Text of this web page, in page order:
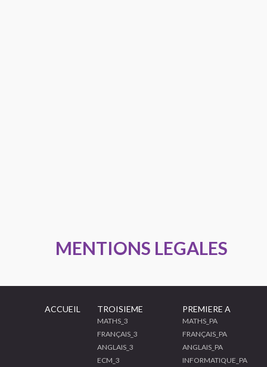
MENTIONS LEGALES
ACCUEIL TROISIEME
MATHS_3
FRANÇAIS_3
ANGLAIS_3
ECM_3
PREMIERE A
MATHS_PA
FRANÇAIS_PA
ANGLAIS_PA
INFORMATIQUE_PA